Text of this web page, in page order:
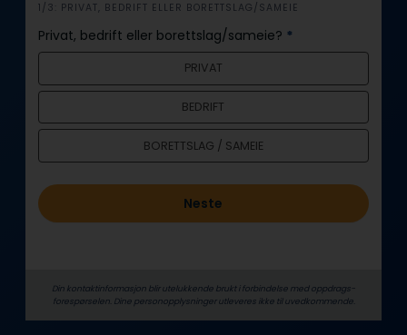
i
n
n
o
d
1/3: PRIVAT, BEDRIFT ELLER BORETTSLAG/SAMEIE
Privat, bedrift eller borettslag/sameie? *
PRIVAT
BEDRIFT
BORETTSLAG / SAMEIE
Neste
Din kontaktinformasjon blir utelukkende brukt i forbindelse med oppdrags­
forespørselen. Dine person­­opplysninger utleveres ikke til uvedkommende.